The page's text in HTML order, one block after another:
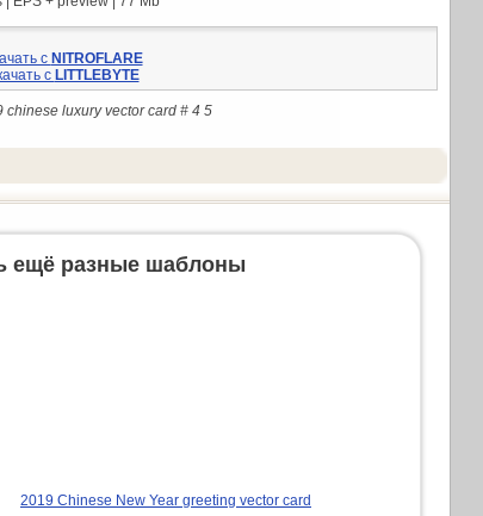
с NITROFLARE
с LITTLEBYTE
chinese luxury vector card # 4 5
ещё разные шаблоны
2019 Chinese New Year greeting vector card